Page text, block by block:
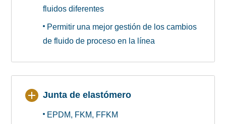
fluidos diferentes
Permitir una mejor gestión de los cambios
de fluido de proceso en la línea
Junta de elastómero
EPDM, FKM, FFKM